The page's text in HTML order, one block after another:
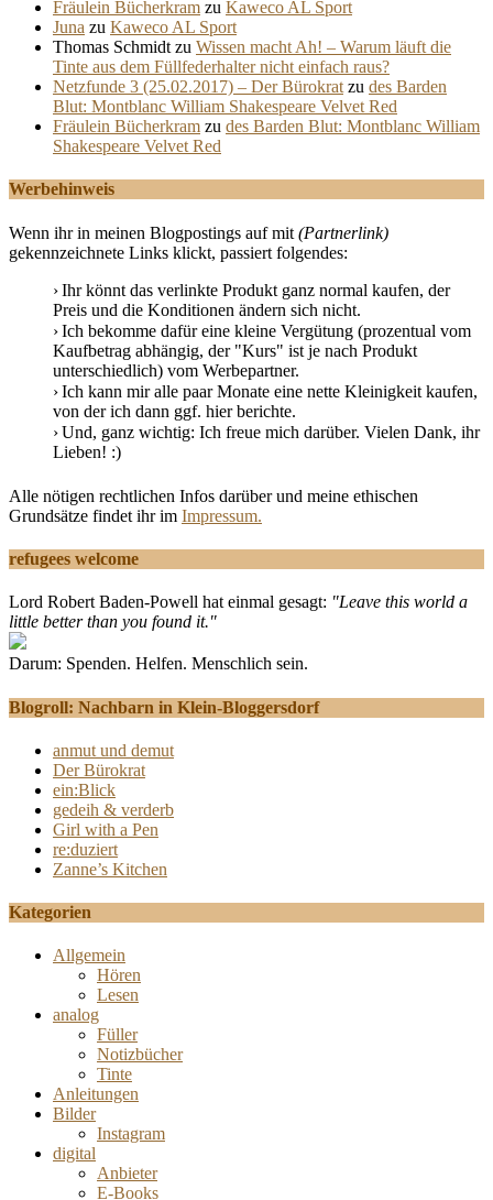
Fräulein Bücherkram zu Kaweco AL Sport
Juna zu Kaweco AL Sport
Thomas Schmidt zu Wissen macht Ah! – Warum läuft die
Tinte aus dem Füllfederhalter nicht einfach raus?
Netzfunde 3 (25.02.2017) – Der Bürokrat zu des Barden
Blut: Montblanc William Shakespeare Velvet Red
Fräulein Bücherkram zu des Barden Blut: Montblanc William
Shakespeare Velvet Red
Werbehinweis
Wenn ihr in meinen Blogpostings auf mit (Partnerlink)
gekennzeichnete Links klickt, passiert folgendes:
Ihr könnt das verlinkte Produkt ganz normal kaufen, der
Preis und die Konditionen ändern sich nicht.
Ich bekomme dafür eine kleine Vergütung (prozentual vom
Kaufbetrag abhängig, der "Kurs" ist je nach Produkt
unterschiedlich) vom Werbepartner.
Ich kann mir alle paar Monate eine nette Kleinigkeit kaufen,
von der ich dann ggf. hier berichte.
Und, ganz wichtig: Ich freue mich darüber. Vielen Dank, ihr
Lieben! :)
Alle nötigen rechtlichen Infos darüber und meine ethischen
Grundsätze findet ihr im Impressum.
refugees welcome
Lord Robert Baden-Powell hat einmal gesagt: "Leave this world a
little better than you found it."
Darum: Spenden. Helfen. Menschlich sein.
Blogroll: Nachbarn in Klein-Bloggersdorf
anmut und demut
Der Bürokrat
ein:Blick
gedeih & verderb
Girl with a Pen
re:duziert
Zanne’s Kitchen
Kategorien
Allgemein
Hören
Lesen
analog
Füller
Notizbücher
Tinte
Anleitungen
Bilder
Instagram
digital
Anbieter
E-Books